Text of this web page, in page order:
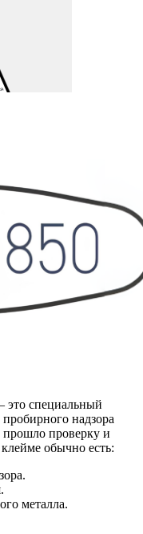
это специальный
надзора
проверку и
обычно есть:
металла.